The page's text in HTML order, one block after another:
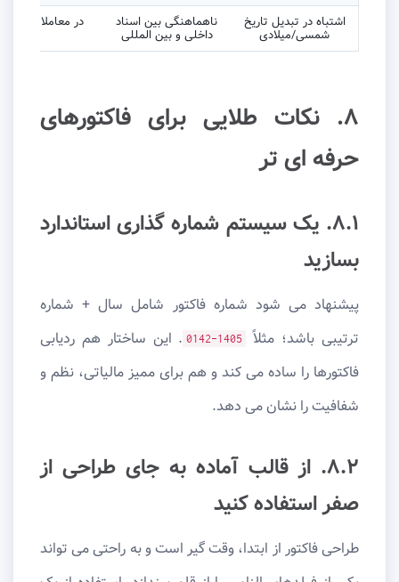
اشتباه در تبدیل تاریخ
شمسی/میلادی
ناهماهنگی بین اسناد
داخلی و بین المللی
در معاملات
۸. نکات طلایی برای فاکتورهای
حرفه ای تر
۸.۱. یک سیستم شماره گذاری استاندارد
بسازید
پیشنهاد می شود شماره فاکتور شامل سال + شماره
ترتیبی باشد؛ مثلاً
1405-0142
. این ساختار هم ردیابی
فاکتورها را ساده می کند و هم برای ممیز مالیاتی، نظم و
شفافیت را نشان می دهد.
۸.۲. از قالب آماده به جای طراحی از
صفر استفاده کنید
طراحی فاکتور از ابتدا، وقت گیر است و به راحتی می تواند